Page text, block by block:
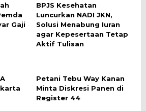
Gaji
BPJS Kesehatan
Luncurkan NADI JKN,
Solusi Menabung Iuran
agar Kepesertaan Tetap
Aktif Tulisan
Petani Tebu Way Kanan
Minta Diskresi Panen di
Register 44